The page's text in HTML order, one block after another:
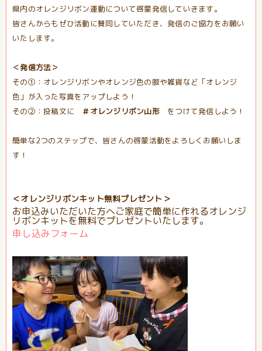
県内のオレンジリボン運動について啓蒙発信していきます。
皆さんからもぜひ活動に賛同していただき、発信のご協力をお願い
いたします。
＜発信方法＞
その①：オレンジリボンやオレンジ色の服や雑貨など「オレンジ
色」が入った写真をアップしよう！
その②：投稿文に ＃オレンジリボン山形をつけて発信しよう！
簡単な2つのステップで、皆さんの啓蒙活動をよろしくお願いしま
す！
＜オレンジリボンキット無料プレゼント＞
お申込みいただいた方へご家庭で簡単に作れるオレンジ
リボンキットを無料でプレゼントいたします。
申し込みフォーム